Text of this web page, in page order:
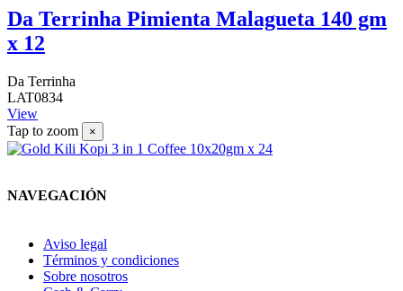
Da Terrinha Pimienta Malagueta 140 gm
x 12
Da Terrinha
LAT0834
View
Tap to zoom
×
NAVEGACIÓN
Aviso legal
Términos y condiciones
Sobre nosotros